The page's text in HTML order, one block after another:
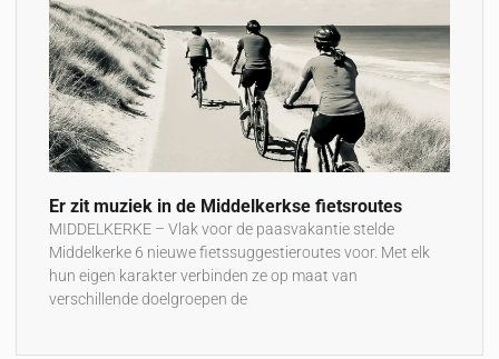
Er zit muziek in de Middelkerkse fietsroutes
MIDDELKERKE – Vlak voor de paasvakantie stelde
Middelkerke 6 nieuwe fietssuggestieroutes voor. Met elk
hun eigen karakter verbinden ze op maat van
verschillende doelgroepen de